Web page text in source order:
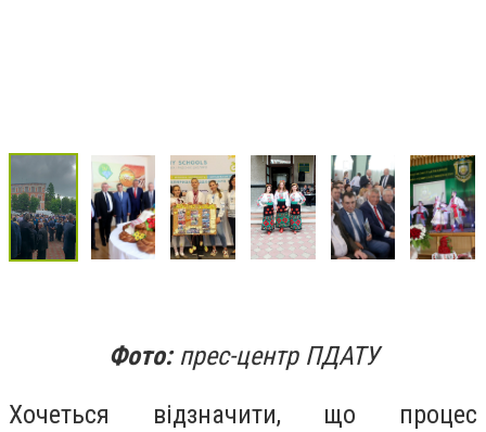
Фото:прес-центр ПДАТУ
Хочеться відзначити, що процес